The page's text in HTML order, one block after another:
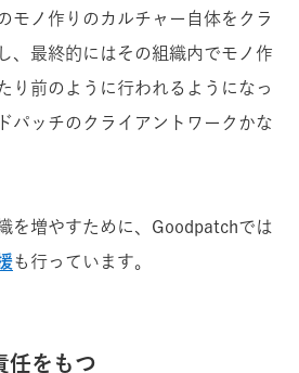
モノ作りのカルチャー自体をクラ
、最終的にはその組織内でモノ作
り前のように行われるようになっ
パッチのクライアントワークかな
を増やすために、Goodpatchでは
も行っています。
任をもつ